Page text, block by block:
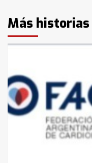
Más historias